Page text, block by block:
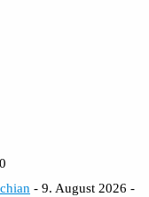
- 9. August 2026 -